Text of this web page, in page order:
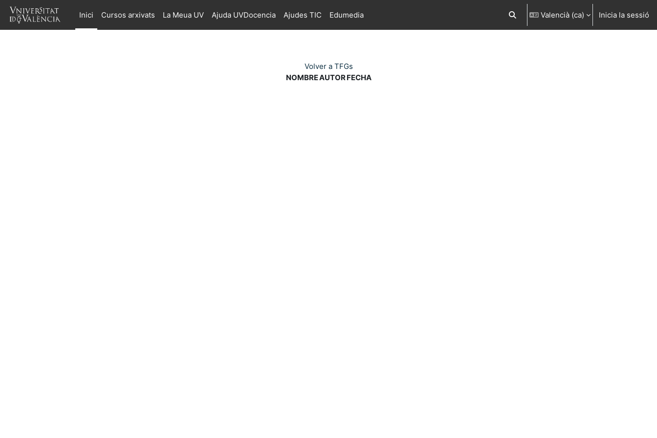
Ves al contingut principal
Inici
Cursos arxivats La Meua UV Ajuda UVDocencia Ajudes TIC Edumedia Commuta l'entrada de la cerca
Valencià ‎(ca)‎ Inicia la sessió
Volver a TFGs
NOMBREAUTORFECHA